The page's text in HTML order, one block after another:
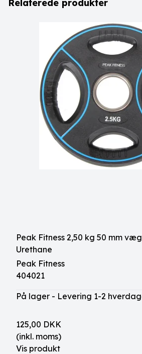
Relaterede produkter
Peak Fitness 2,50 kg 50 mm
Urethane
Peak Fitness
404021
På lager - Levering 1-2
125,00 DKK
(inkl. moms)
Vis produkt